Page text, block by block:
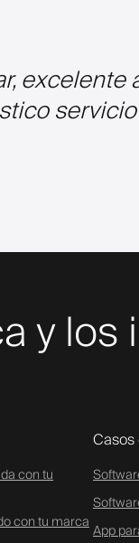
y
con tu
con tu marcaApp